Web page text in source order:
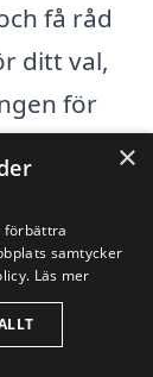
få råd
ditt val,
för
×
förbättra
samtycker
Läs mer